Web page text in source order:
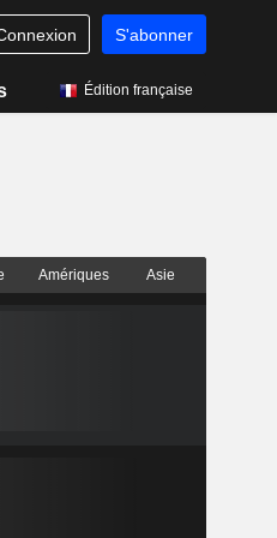
S'abonner
Édition française
Amériques Asie